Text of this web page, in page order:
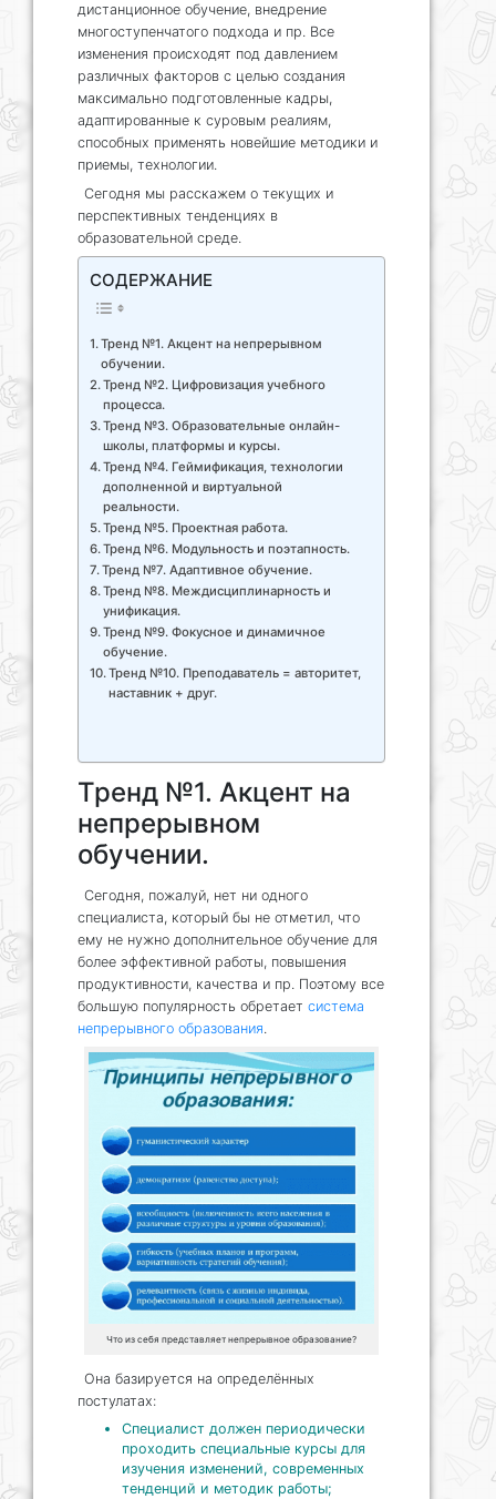
дистанционное обучение, внедрение
многоступенчатого подхода и пр. Все
изменения происходят под давлением
различных факторов с целью создания
максимально подготовленные кадры,
адаптированные к суровым реалиям,
способных применять новейшие методики и
приемы, технологии.
Сегодня мы расскажем о текущих и
перспективных тенденциях в
образовательной среде.
СОДЕРЖАНИЕ
Тренд №1. Акцент на непрерывном
обучении.
Тренд №2. Цифровизация учебного
процесса.
Тренд №3. Образовательные онлайн-
школы, платформы и курсы.
Тренд №4. Геймификация, технологии
дополненной и виртуальной
реальности.
Тренд №5. Проектная работа.
Тренд №6. Модульность и поэтапность.
Тренд №7. Адаптивное обучение.
Тренд №8. Междисциплинарность и
унификация.
Тренд №9. Фокусное и динамичное
обучение.
Тренд №10. Преподаватель = авторитет,
наставник + друг.
Тренд №1. Акцент на
непрерывном
обучении.
Сегодня, пожалуй, нет ни одного
специалиста, который бы не отметил, что
ему не нужно дополнительное обучение для
более эффективной работы, повышения
продуктивности, качества и пр. Поэтому все
большую популярность обретает система
непрерывного образования.
Что из себя представляет непрерывное образование?
Она базируется на определённых
постулатах:
Специалист должен периодически
проходить специальные курсы для
изучения изменений, современных
тенденций и методик работы;